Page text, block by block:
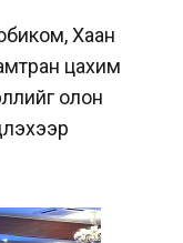
Хаан
цахим
олон